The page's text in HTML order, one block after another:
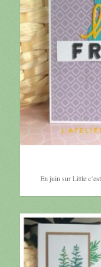
En juin sur Little